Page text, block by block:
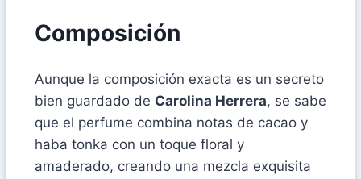
Composición
Aunque la composición exacta es un secreto
bien guardado de Carolina Herrera, se sabe
que el perfume combina notas de cacao y
haba tonka con un toque floral y
amaderado, creando una mezcla exquisita